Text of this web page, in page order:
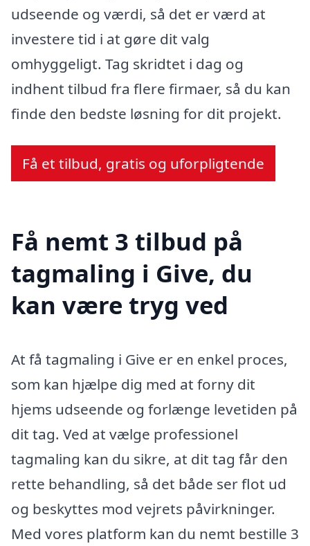
udseende og værdi, så det er værd at
investere tid i at gøre dit valg
omhyggeligt. Tag skridtet i dag og
indhent tilbud fra flere firmaer, så du kan
finde den bedste løsning for dit projekt.
Få et tilbud, gratis og uforpligtende
Få nemt 3 tilbud på
tagmaling i Give, du
kan være tryg ved
At få tagmaling i Give er en enkel proces,
som kan hjælpe dig med at forny dit
hjems udseende og forlænge levetiden på
dit tag. Ved at vælge professionel
tagmaling kan du sikre, at dit tag får den
rette behandling, så det både ser flot ud
og beskyttes mod vejrets påvirkninger.
Med vores platform kan du nemt bestille 3